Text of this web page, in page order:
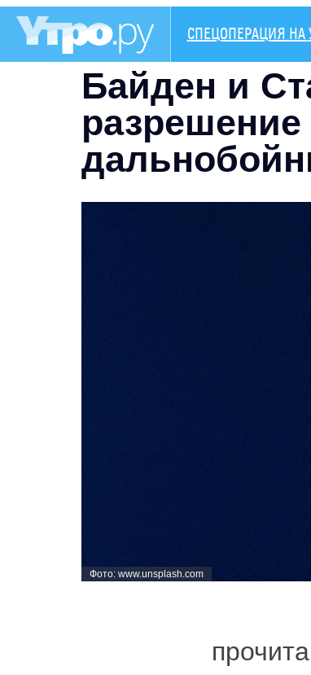
СПЕЦОПЕРАЦИЯ НА
Байден и
Фото: www.unsplash.com